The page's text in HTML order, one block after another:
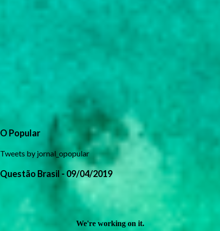
O Popular
Tweets by jornal_opopular
Questão Brasil - 09/04/2019